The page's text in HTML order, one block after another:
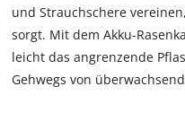
und Strauchschere
sorgt. Mit dem Akku-
leicht das angrenzende
Gehwegs von